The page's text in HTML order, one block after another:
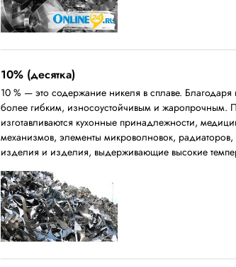
10% (десятка)
10 % — это содержание никеля в сплаве. Благодаря
более гибким, износоустойчивым и жаропрочным.
изготавливаются кухонные принадлежности,
механизмов, элементы микроволновок,
изделия и изделия, выдерживающие высокие